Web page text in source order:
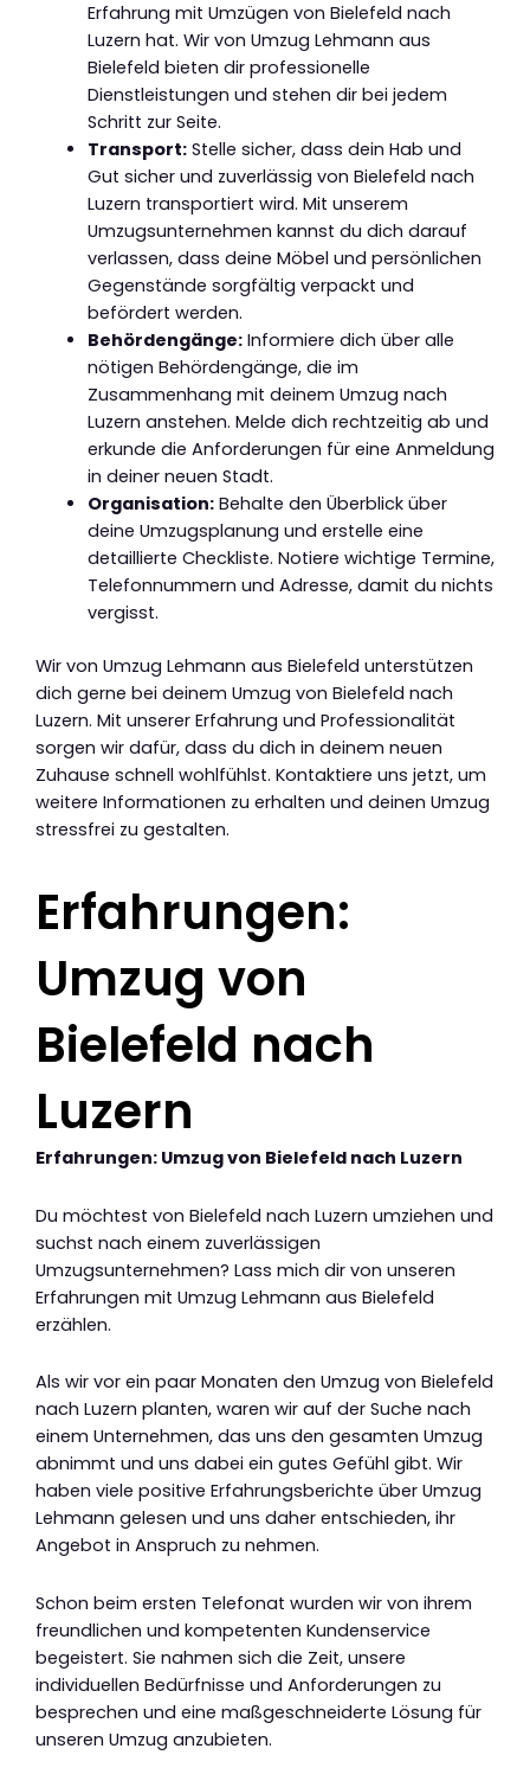
Erfahrung mit Umzügen von Bielefeld nach
Luzern hat. Wir von Umzug Lehmann aus
Bielefeld bieten dir professionelle
Dienstleistungen und stehen dir bei jedem
Schritt zur Seite.
Transport:Stelle sicher, dass dein Hab und
Gut sicher und zuverlässig von Bielefeld nach
Luzern transportiert wird. Mit unserem
Umzugsunternehmen kannst du dich darauf
verlassen, dass deine Möbel und persönlichen
Gegenstände sorgfältig verpackt und
befördert werden.
Behördengänge:Informiere dich über alle
nötigen Behördengänge, die im
Zusammenhang mit deinem Umzug nach
Luzern anstehen. Melde dich rechtzeitig ab und
erkunde die Anforderungen für eine Anmeldung
in deiner neuen Stadt.
Organisation:Behalte den Überblick über
deine Umzugsplanung und erstelle eine
detaillierte Checkliste. Notiere wichtige Termine,
Telefonnummern und Adresse, damit du nichts
vergisst.
Wir von Umzug Lehmann aus Bielefeld unterstützen
dich gerne bei deinem Umzug von Bielefeld nach
Luzern. Mit unserer Erfahrung und Professionalität
sorgen wir dafür, dass du dich in deinem neuen
Zuhause schnell wohlfühlst. Kontaktiere uns jetzt, um
weitere Informationen zu erhalten und deinen Umzug
stressfrei zu gestalten.
Erfahrungen:
Umzug von
Bielefeld nach
Luzern
Erfahrungen: Umzug von Bielefeld nach Luzern
Du möchtest von Bielefeld nach Luzern umziehen und
suchst nach einem zuverlässigen
Umzugsunternehmen? Lass mich dir von unseren
Erfahrungen mit Umzug Lehmann aus Bielefeld
erzählen.
Als wir vor ein paar Monaten den Umzug von Bielefeld
nach Luzern planten, waren wir auf der Suche nach
einem Unternehmen, das uns den gesamten Umzug
abnimmt und uns dabei ein gutes Gefühl gibt. Wir
haben viele positive Erfahrungsberichte über Umzug
Lehmann gelesen und uns daher entschieden, ihr
Angebot in Anspruch zu nehmen.
Schon beim ersten Telefonat wurden wir von ihrem
freundlichen und kompetenten Kundenservice
begeistert. Sie nahmen sich die Zeit, unsere
individuellen Bedürfnisse und Anforderungen zu
besprechen und eine maßgeschneiderte Lösung für
unseren Umzug anzubieten.